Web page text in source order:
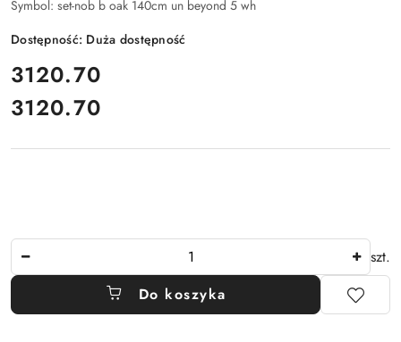
Symbol: set-nob b oak 140cm un beyond 5 wh
Dostępność: Duża dostępność
cena:
3120.70
Cena:
3120.70
szt.
Do koszyka